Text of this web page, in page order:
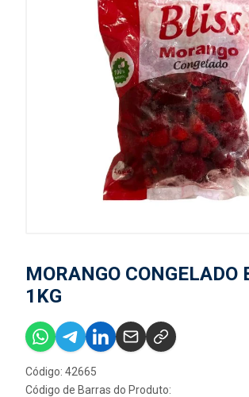
MORANGO CONGELADO
1KG
Código: 42665
Código de Barras do Produto: